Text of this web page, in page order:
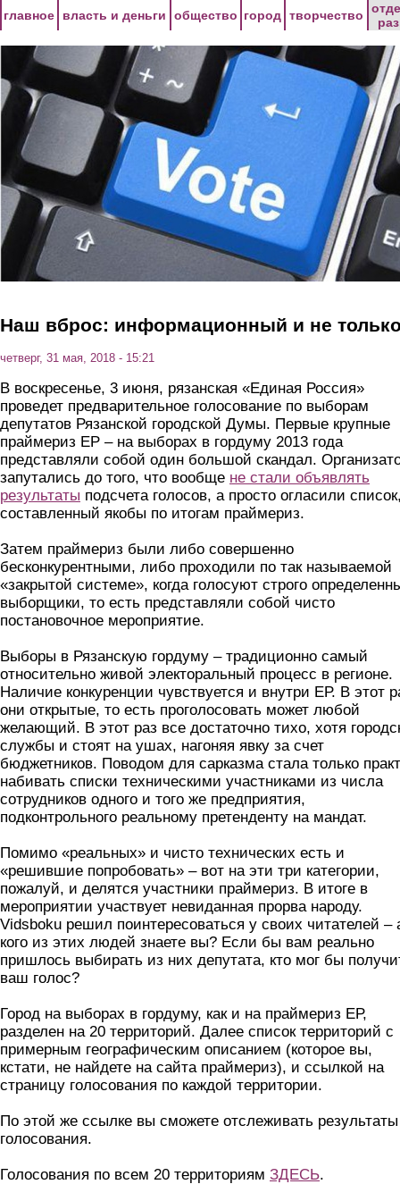
главное власть и деньги общество город творчество
Наш вброс: информационный и не
четверг, 31 мая, 2018 - 15:21
В воскресенье, 3 июня, рязанская «Единая Россия»
проведет предварительное голосование по выборам
депутатов Рязанской городской Думы. Первые крупные
праймериз ЕР – на выборах в гордуму 2013 года
представляли собой один большой скандал.
запутались до того, что вообще не стали объявлять
результаты подсчета голосов, а просто огласили
составленный якобы по итогам праймериз.
Затем праймериз были либо совершенно
бесконкурентными, либо проходили по так называемой
«закрытой системе», когда голосуют строго
выборщики, то есть представляли собой чисто
постановочное мероприятие.
Выборы в Рязанскую гордуму – традиционно самый
относительно живой электоральный процесс в регионе.
Наличие конкуренции чувствуется и внутри ЕР. В этот
они открытые, то есть проголосовать может любой
желающий. В этот раз все достаточно тихо, хотя
службы и стоят на ушах, нагоняя явку за счет
бюджетников. Поводом для сарказма стала только
набивать списки техническими участниками из числа
сотрудников одного и того же предприятия,
подконтрольного реальному претенденту на мандат.
Помимо «реальных» и чисто технических есть и
«решившие попробовать» – вот на эти три категории,
пожалуй, и делятся участники праймериз. В итоге в
мероприятии участвует невиданная прорва народу.
Vidsboku решил поинтересоваться у своих читателей –
кого из этих людей знаете вы? Если бы вам реально
пришлось выбирать из них депутата, кто мог бы
ваш голос?
Город на выборах в гордуму, как и на праймериз ЕР,
разделен на 20 территорий. Далее список территорий с
примерным географическим описанием (которое вы,
кстати, не найдете на сайта праймериз), и ссылкой на
страницу голосования по каждой территории.
По этой же ссылке вы сможете отслеживать результаты
голосования.
Голосования по всем 20 территориям ЗДЕСЬ.